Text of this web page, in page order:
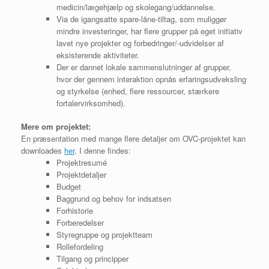
medicin/lægehjælp og skolegang/uddannelse.
Via de igangsatte spare-låne-tiltag, som muliggør
mindre investeringer, har flere grupper på eget initiativ
lavet nye projekter og forbedringer/-udvidelser af
eksisterende aktiviteter.
Der er dannet lokale sammenslutninger af grupper,
hvor der gennem interaktion opnås erfaringsudveksling
og styrkelse (enhed, flere ressourcer, stærkere
fortalervirksomhed).
Mere om projektet:
En præsentation med mange flere detaljer om OVC-projektet kan
downloades her. I denne findes:
Projektresumé
Projektdetaljer
Budget
Baggrund og behov for indsatsen
Forhistorie
Forberedelser
Styregruppe og projektteam
Rollefordeling
Tilgang og principper